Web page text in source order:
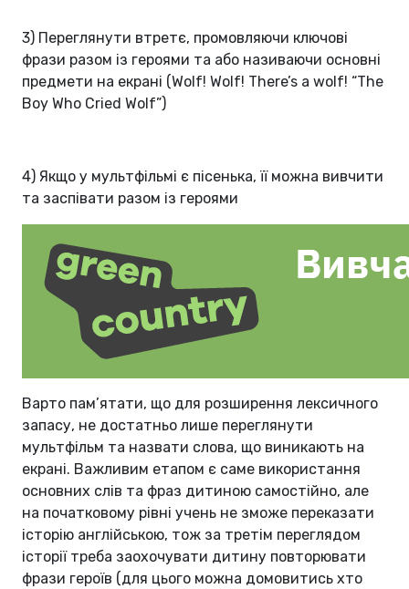
3) Переглянути втретє, промовляючи ключові
фрази разом із героями та або називаючи основні
предмети на екрані (Wolf! Wolf! There’s a wolf! “The
Boy Who Cried Wolf”)
4) Якщо у мультфільмі є пісенька, її можна вивчити
та заспівати разом із героями
Варто пам’ятати, що для розширення лексичного
запасу, не достатньо лише переглянути
мультфільм та назвати слова, що виникають на
екрані. Важливим етапом є саме використання
основних слів та фраз дитиною самостійно, але
на початковому рівні учень не зможе переказати
історію англійською, тож за третім переглядом
історії треба заохочувати дитину повторювати
фрази героїв (для цього можна домовитись хто